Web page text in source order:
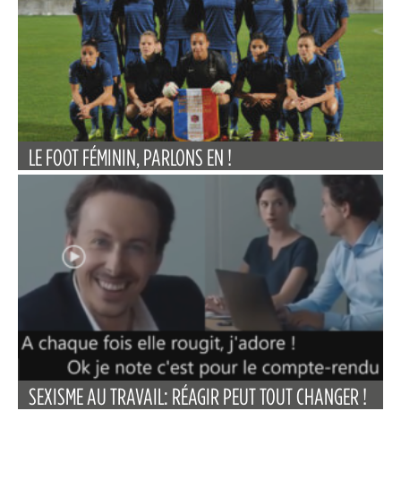
LE FOOT FÉMININ, PARLONS EN !
SEXISME AU TRAVAIL: RÉAGIR PEUT TOUT CHANGER !